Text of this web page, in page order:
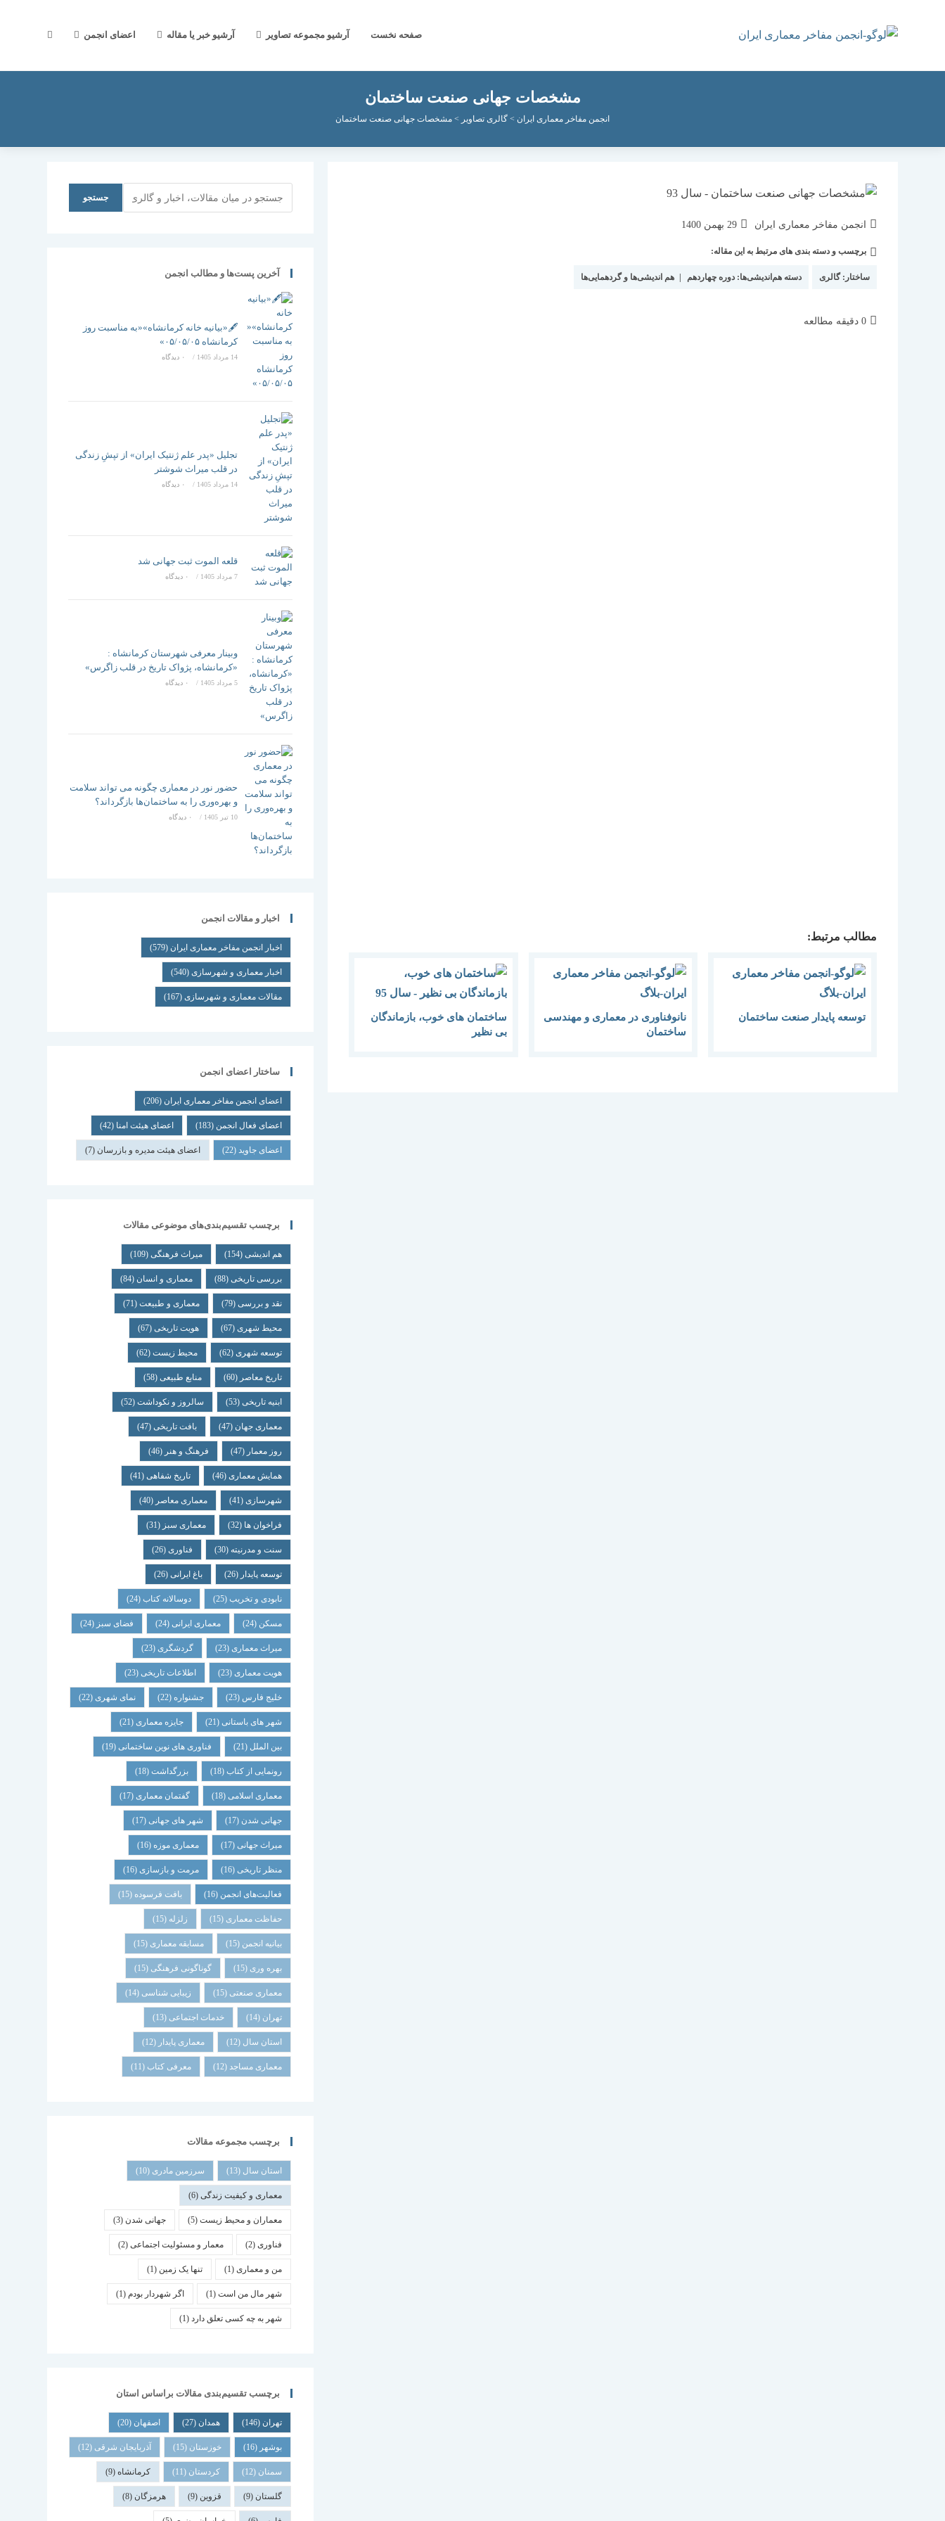
صفحه نخست آرشیو مجموعه تصاویر آرشیو خبر یا مقاله اعضای انجمن جستجوی
مشخصات جهانی صنعت ساختمان
انجمن مفاخر معماری ایران > گالری تصاویر > مشخصات جهانی صنعت ساختمان
نویسندهٔ
انجمن مفاخر معماری ایران
نوشته
شده
29 بهمن 1400
دسته‌برچسب و دسته بندی های مرتبط به این مقاله:
ساختار:گالری دسته هم‌اندیشی‌ها:دوره چهاردهم هم اندیشی‌ها و گردهمایی‌ها
زمان
0 دقیقه مطالعه
مطالب مرتبط:
توسعه پایدار صنعت ساختمان
نانوفناوری در معماری و مهندسی
ساختمان
ساختمان های خوب، بازماندگان
بی نظیر
جستجو
آخرین پست‌ها و مطالب انجمن
🖋️«بیانیه خانه کرمانشاه»«به مناسبت روز
کرمانشاه ۰۵/۰۵/۰۵»
14 مرداد 1405 / ۰ دیدگاه
تجلیل «پدر علم ژنتیک ایران» از تپشِ زندگی
در قلب میراث شوشتر
14 مرداد 1405 / ۰ دیدگاه
قلعه الموت ثبت جهانی شد
7 مرداد 1405 / ۰ دیدگاه
وبینار معرفی شهرستان کرمانشاه :
«کرمانشاه، پژواک تاریخ در قلب زاگرس»
5 مرداد 1405 / ۰ دیدگاه
حضور نور در معماری چگونه می تواند سلامت
و بهره‌وری را به ساختمان‌ها بازگرداند؟
10 تیر 1405 / ۰ دیدگاه
اخبار و مقالات انجمن
اخبار انجمن مفاخر معماری ایران (579)
اخبار معماری و شهرسازی(540)
مقالات معماری و شهرسازی(167)
ساختار اعضای انجمن
اعضای انجمن مفاخر معماری ایران (206)
اعضای فعال انجمن (183) اعضای هیئت امنا (42)
اعضای جاوید(22) اعضای هیئت مدیره و بازرسان (7)
برچسب تقسیم‌بندی‌های موضوعی مقالات
هم اندیشی(154) میراث فرهنگی(109)
بررسی تاریخی(88) معماری و انسان (84)
نقد و بررسی(79) معماری و طبیعت(71)
محیط شهری(67) هویت تاریخی(67)
توسعه شهری(62) محیط زیست(62)
تاریخ معاصر (60) منابع طبیعی(58)
ابنیه تاریخی(53) سالروز و نکوداشت(52)
معماری جهان (47) بافت تاریخی(47)
روز معمار (47) فرهنگ و هنر (46)
همایش معماری(46) تاریخ شفاهی(41)
شهرسازی(41) معماری معاصر (40)
فراخوان ها (32) معماری سبز (31)
سنت و مدرنیته (30) فناوری(26)
توسعه پایدار (26) باغ ایرانی(26)
نابودی و تخریب(25) دوسالانه کتاب(24)
مسکن (24) معماری ایرانی(24) فضای سبز (24)
میراث معماری(23) گردشگری(23)
هویت معماری(23) اطلاعات تاریخی(23)
خلیج فارس (23) جشنواره (22) نمای شهری(22)
شهر های باستانی(21) جایزه معماری(21)
بین الملل (21) فناوری های نوین ساختمانی(19)
رونمایی از کتاب(18) بزرگداشت(18)
معماری اسلامی(18) گفتمان معماری(17)
جهانی شدن (17) شهر های جهانی(17)
میراث جهانی(17) معماری موزه (16)
منظر تاریخی(16) مرمت و بازسازی(16)
فعالیت‌های انجمن (16) بافت فرسوده (15)
حفاظت معماری (15) زلزله (15)
بیانیه انجمن (15) مسابقه معماری (15)
بهره وری (15) گوناگونی فرهنگی (15)
معماری صنعتی (15) زیبایی شناسی (14)
تهران (14) خدمات اجتماعی (13)
استان سال (12) معماری پایدار (12)
معماری مساجد(12) معرفی کتاب (11)
برچسب مجموعه مقالات
استان سال (13) سرزمین مادری (10)
معماری و کیفیت زندگی(6)
معماران و محیط زیست(5) جهانی شدن (3)
فناوری(2) معمار و مسئولیت اجتماعی(2)
من و معماری(1) تنها یک زمین (1)
شهر مال من است(1) اگر شهردار بودم (1)
شهر به چه کسی تعلق دارد(1)
برچسب تقسیم‌بندی مقالات براساس استان
تهران (146) همدان (27) اصفهان (20)
بوشهر (16) خوزستان (15) آذربایجان شرقی (12)
سمنان (12) کردستان (11) کرمانشاه(9)
گلستان (9) قزوین (9) هرمزگان (8)